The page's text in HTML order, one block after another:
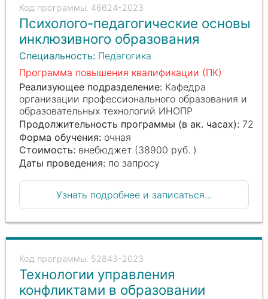
46624-2023
Психолого-педагогические основы
инклюзивного образования
Специальность: Педагогика
Программа повышения квалификации (ПК)
Реализующее подразделение: Кафедра
организации профессионального образования и
образовательных технологий ИНОПР
Продолжительность программы (в ак. часах): 72
Форма обучения: очная
Стоимость: внебюджет (38900 руб. )
Даты проведения: по запросу
Узнать подробнее и записаться...
52843-2023
Технологии управления
конфликтами в образовании